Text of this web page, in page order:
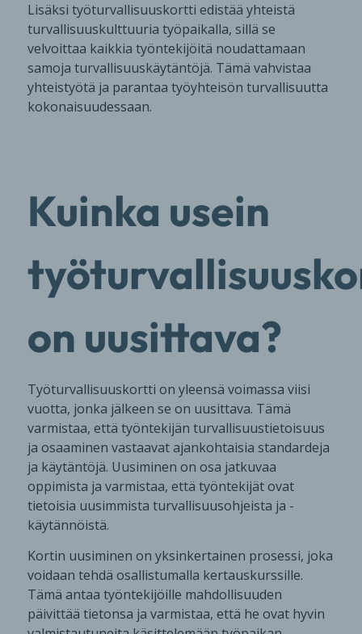
Lisäksi työturvallisuuskortti edistää yhteistä
turvallisuuskulttuuria työpaikalla, sillä se
velvoittaa kaikkia työntekijöitä noudattamaan
samoja turvallisuuskäytäntöjä. Tämä vahvistaa
yhteistyötä ja parantaa työyhteisön turvallisuutta
kokonaisuudessaan.
Kuinka usein
on uusittava?
Työturvallisuuskortti on yleensä voimassa viisi
vuotta, jonka jälkeen se on uusittava. Tämä
varmistaa, että työntekijän turvallisuustietoisuus
ja osaaminen vastaavat ajankohtaisia standardeja
ja käytäntöjä. Uusiminen on osa jatkuvaa
oppimista ja varmistaa, että työntekijät ovat
tietoisia uusimmista turvallisuusohjeista ja -
käytännöistä.
Kortin uusiminen on yksinkertainen prosessi, joka
voidaan tehdä osallistumalla kertauskurssille.
Tämä antaa työntekijöille mahdollisuuden
päivittää tietonsa ja varmistaa, että he ovat hyvin